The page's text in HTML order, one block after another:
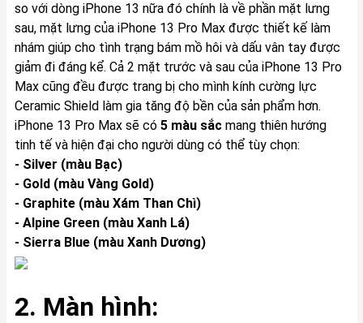
so với dòng iPhone 13 nữa đó chính là về phần mặt lưng
sau, mặt lưng của iPhone 13 Pro Max được thiết kế làm
nhám giúp cho tình trạng bám mồ hôi và dấu vân tay được
giảm đi đáng kể. Cả 2 mặt trước và sau của iPhone 13 Pro
Max cũng đều được trang bị cho mình kính cường lực
Ceramic Shield làm gia tăng độ bền của sản phẩm hơn.
iPhone 13 Pro Max sẽ có 5 màu sắcmang thiên hướng
tinh tế và hiện đại cho người dùng có thể tùy chọn:
- Silver (màu Bạc)
- Gold (màu Vàng Gold)
- Graphite (màu Xám Than Chì)
- Alpine Green (màu Xanh Lá)
- Sierra Blue (màu Xanh Dương)
2. Màn hình: